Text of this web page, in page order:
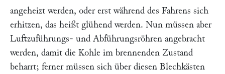
angeheizt werden, oder erst während des Fahrens sich
erhitzen, das heißt glühend werden. Nun müssen aber
Luftzuführungs- und Abführungsröhren angebracht
werden, damit die Kohle im brennenden Zustand
beharrt; ferner müssen sich über diesen Blechkästen